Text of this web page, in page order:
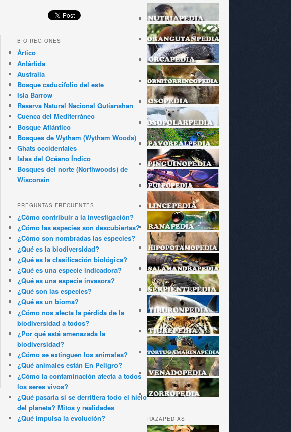
RAZAPEDIAS
BIO REGIONES
Ártico
Antártida
Australia
Bosque caducifolio del este
Isla Barrow
Reserva Natural Nacional Gutianshan
Cuenca del Mediterráneo
Bosque Atlántico
Bosques de Wytham (Wytham Woods)
Ghats occidentales
Islas del Océano Índico
Bosques del norte (Northwoods) de
Wisconsin
PREGUNTAS FRECUENTES
¿Cómo contribuir a la investigación?
¿Cómo las especies son descubiertas?
¿Cómo son nombradas las especies?
¿Qué es la biodiversidad?
¿Qué es la clasificación biológica?
¿Qué es una especie indicadora?
¿Qué es una especie invasora?
¿Qué son las especies?
¿Qué es un bioma?
¿Cómo nos afecta la pérdida de la
biodiversidad a todos?
¿Por qué está amenazada la
biodiversidad?
¿Cómo se extinguen los animales?
¿Qué animales están En Peligro?
¿Cómo la contaminación afecta a todos
los seres vivos?
¿Qué pasaría si se derritiera todo el hielo
del planeta? Mitos y realidades
¿Qué impulsa la evolución?